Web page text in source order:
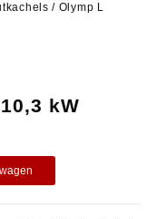
/ Olymp L
kW